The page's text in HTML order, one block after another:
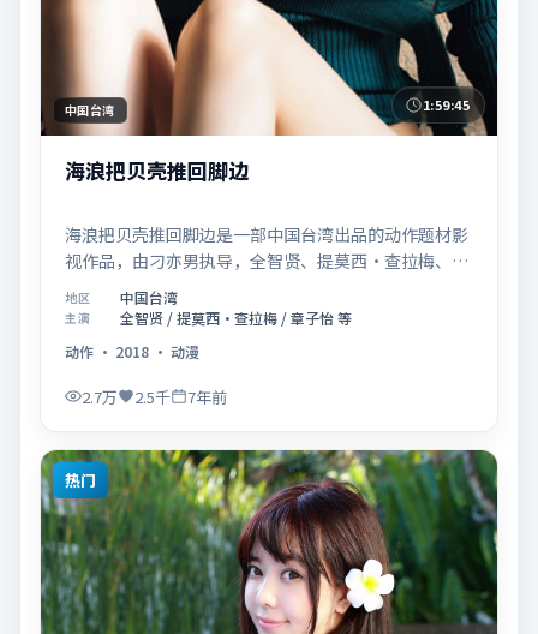
中国台湾 1:59:45
海浪把贝壳推回脚边
海浪把贝壳推回脚边是一部中国台湾出品的动作题材影
视作品，由刁亦男执导，全智贤、提莫西·查拉梅、章
子怡等联合主演，于2018年11月14日在院线首映。影
片围绕「爱的迟疑与勇敢迈出的一步」展开叙事，镜头
语言克制而富有张力，节奏起伏得当，人物弧光完整；
配乐与场面调度强化了类型片的观感体验，亦留有可供
解读的细节空间，适合关注现实主义叙事与人物关系的
地区 中国台湾
主演
全智贤 / 提莫西·查拉梅 / 章子怡 等
动作 · 2018 · 动漫
2.7万 2.5千 7年前
热门